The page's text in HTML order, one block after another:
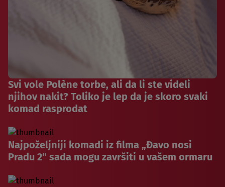
Svi vole Polène torbe, ali da li ste videli
njihov nakit? Toliko je lep da je skoro svaki
komad rasprodat
Najpoželjniji komadi iz filma „Đavo nosi
Pradu 2“ sada mogu završiti u vašem ormaru